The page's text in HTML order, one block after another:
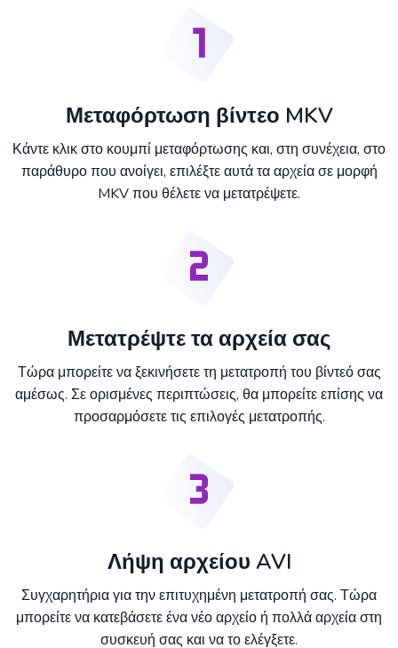
Μεταφόρτωση βίντεο MKV
Κάντε κλικ στο κουμπί μεταφόρτωσης και, στη συνέχεια, στο
παράθυρο που ανοίγει, επιλέξτε αυτά τα αρχεία σε μορφή
MKV που θέλετε να μετατρέψετε.
Μετατρέψτε τα αρχεία σας
Τώρα μπορείτε να ξεκινήσετε τη μετατροπή του βίντεό σας
αμέσως. Σε ορισμένες περιπτώσεις, θα μπορείτε επίσης να
προσαρμόσετε τις επιλογές μετατροπής.
Λήψη αρχείου AVI
Συγχαρητήρια για την επιτυχημένη μετατροπή σας. Τώρα
μπορείτε να κατεβάσετε ένα νέο αρχείο ή πολλά αρχεία στη
συσκευή σας και να το ελέγξετε.